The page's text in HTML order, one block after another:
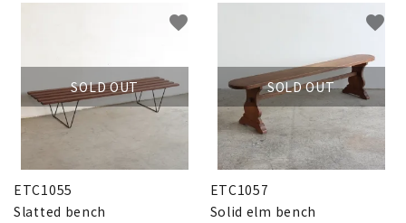
SOLD OUT
ETC1055
Slatted bench
favorite
SOLD OUT
ETC1057
Solid elm bench
favorite